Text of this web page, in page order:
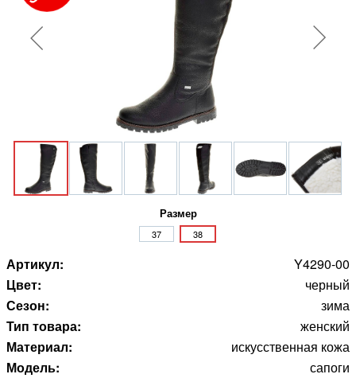
Размер
37 38
Артикул:
Y4290-00
Цвет:
черный
Сезон:
зима
Тип товара:
женский
Материал:
искусственная кожа
Модель:
сапоги